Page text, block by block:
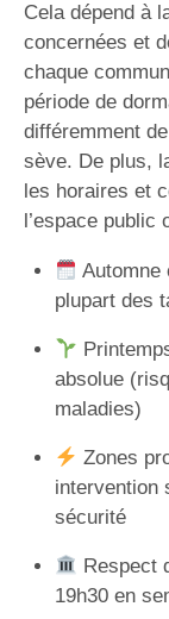
Cela dépend à
concernées et
chaque
période de
différemment
sève. De plus,
les horaires et
l’espace public
Automne
plupart des
absolue
maladies)
Zones
intervention
sécurité
Respect
19h30 en